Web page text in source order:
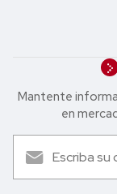
Mantente
en